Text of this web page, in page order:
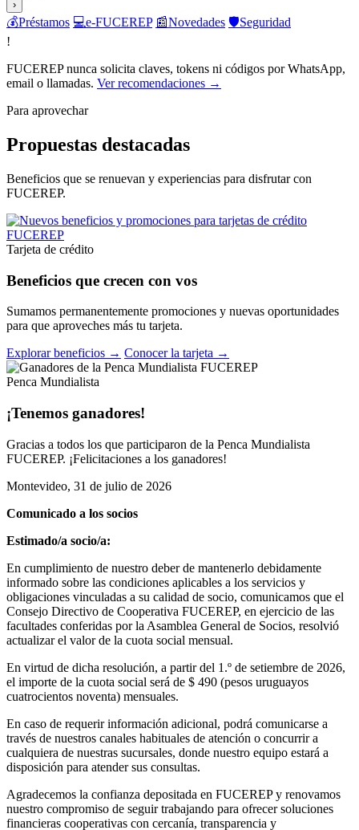
›
💰Préstamos 💻e-FUCEREP 📰Novedades 🛡️Seguridad
!
FUCEREP nunca solicita claves, tokens ni códigos por WhatsApp,
email o llamadas. Ver recomendaciones →
Para aprovechar
Propuestas destacadas
Beneficios que se renuevan y experiencias para disfrutar con
FUCEREP.
Tarjeta de crédito
Beneficios que crecen con vos
Sumamos permanentemente promociones y nuevas oportunidades
para que aproveches más tu tarjeta.
Explorar beneficios → Conocer la tarjeta →
Penca Mundialista
¡Tenemos ganadores!
Gracias a todos los que participaron de la Penca Mundialista
FUCEREP. ¡Felicitaciones a los ganadores!
Montevideo, 31 de julio de 2026
Comunicado a los socios
Estimado/a socio/a:
En cumplimiento de nuestro deber de mantenerlo debidamente
informado sobre las condiciones aplicables a los servicios y
obligaciones vinculadas a su calidad de socio, comunicamos que el
Consejo Directivo de Cooperativa FUCEREP, en ejercicio de las
facultades conferidas por la Asamblea General de Socios, resolvió
actualizar el valor de la cuota social mensual.
En virtud de dicha resolución, a partir del 1.º de setiembre de 2026,
el importe de la cuota social será de $ 490 (pesos uruguayos
cuatrocientos noventa) mensuales.
En caso de requerir información adicional, podrá comunicarse a
través de nuestros canales habituales de atención o concurrir a
cualquiera de nuestras sucursales, donde nuestro equipo estará a
disposición para atender sus consultas.
Agradecemos la confianza depositada en FUCEREP y renovamos
nuestro compromiso de seguir trabajando para ofrecer soluciones
financieras cooperativas con cercanía, transparencia y